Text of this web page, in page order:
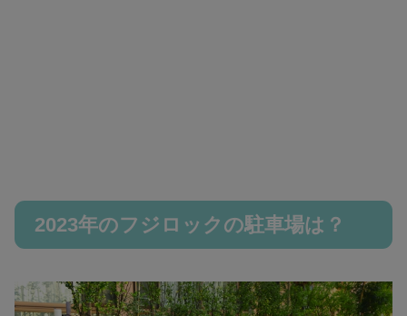
2023年のフジロックの駐車場は？